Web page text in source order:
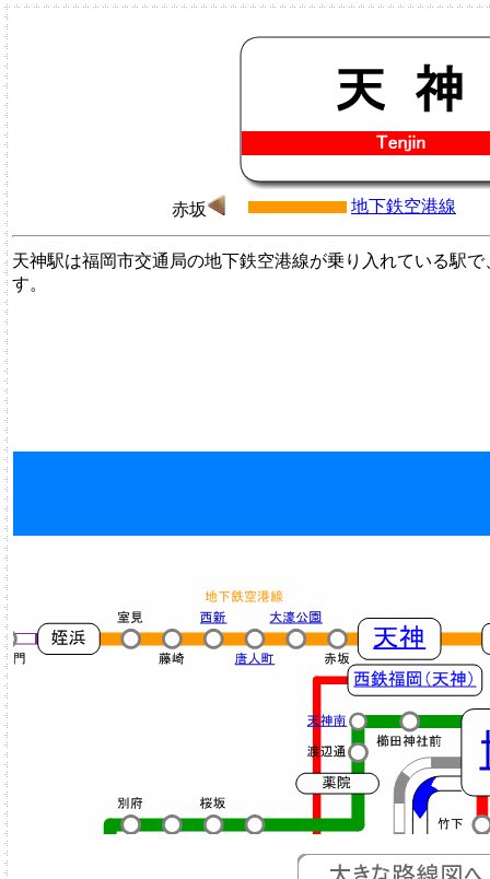
赤坂 地下鉄空港線
天神駅は福岡市交通局の地下鉄空港線が乗り入れている駅
す。